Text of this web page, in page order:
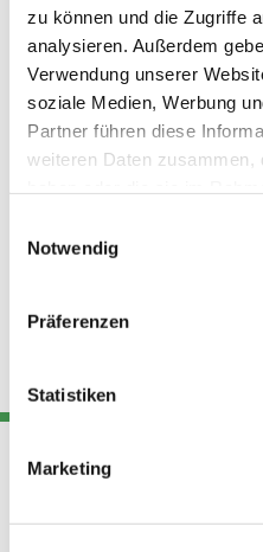
zu können und die Zugriffe
analysieren. Außerdem
Verwendung unserer
soziale Medien, Werbung
Partner führen diese
weiteren Daten zusammen,
Notwendig
Präferenzen
Statistiken
Marketing
Adresse